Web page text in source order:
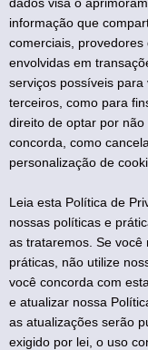
dados visa o
informação que
comerciais,
envolvidas em
serviços possíveis
terceiros, como para
direito de optar por
concorda, como
personalização de
Leia esta Política de
nossas políticas e
as trataremos. Se
práticas, não utilize
você concorda com
e atualizar nossa
as atualizações serão
exigido por lei, o uso